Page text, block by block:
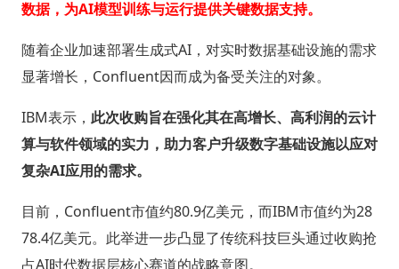
数据，为AI模型训练与运行提供关键数据支持。
随着企业加速部署生成式AI，对实时数据基础设施的需求
显著增长，Confluent因而成为备受关注的对象。
IBM表示， 此次收购旨在强化其在高增长、高利润的云计
算与软件领域的实力，助力客户升级数字基础设施以应对
复杂AI应用的需求。
目前，Confluent市值约80.9亿美元，而IBM市值约为28
78.4亿美元。此举进一步凸显了传统科技巨头通过收购抢
占AI时代数据层核心赛道的战略意图。